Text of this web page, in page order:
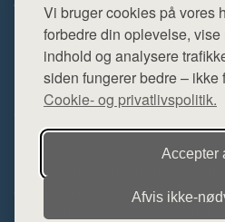
Vi bruger cookies på vores
forbedre din oplevelse,
indhold og analysere
siden fungerer bedre –
Cookie- og privatlivspolitik.
Accepter
Afvis
Top Rabatter
Blog
Kontakt
Denne side er en del af want.dk,
hjemmesider med præsentation
diverse webshops. Der sælges